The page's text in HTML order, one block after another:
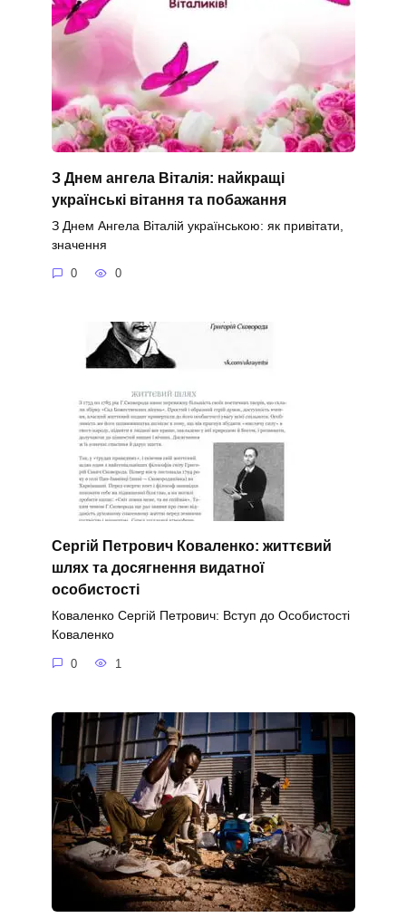
З Днем ангела Віталія: найкращі
українські вітання та побажання
З Днем Ангела Віталій українською: як привітати,
значення
0 0
Сергій Петрович Коваленко: життєвий
шлях та досягнення видатної
особистості
Коваленко Сергій Петрович: Вступ до Особистості
Коваленко
0 1